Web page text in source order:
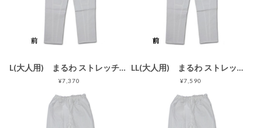
L(大人用) まるわ ストレッチゴム股引 スリムタイプ 白
¥7,370
LL(大人用) まるわ ストレッチゴム股引 スリムタイプ 白
¥7,590